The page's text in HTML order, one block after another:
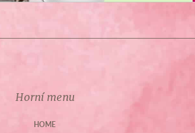
Horní menu
HOME